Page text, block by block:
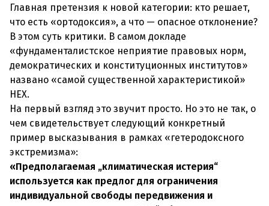
Главная претензия к новой категории: кто решает,
что есть «ортодоксия», а что — опасное отклонение?
В этом суть критики. В самом докладе
«фундаменталистское неприятие правовых норм,
демократических и конституционных институтов»
названо «самой существенной характеристикой»
HEX.
На первый взгляд это звучит просто. Но это не так, о
чем свидетельствует следующий конкретный
пример высказывания в рамках «гетеродоксного
экстремизма»:
«Предполагаемая „климатическая истерия“
используется как предлог для ограничения
индивидуальной свободы передвижения и